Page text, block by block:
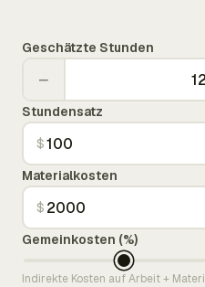
Geschätzte Stunden
−
Stundensatz
$
Materialkosten
$
Gemeinkosten (%)
Indirekte Kosten auf Arbeit +